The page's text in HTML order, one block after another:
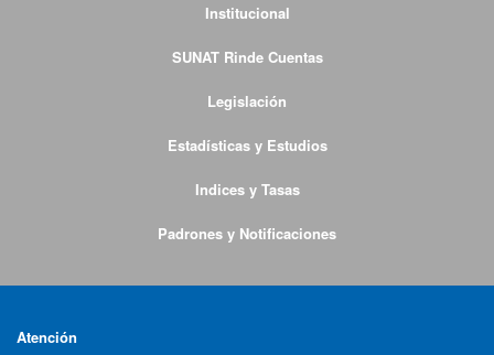
Institucional
SUNAT Rinde Cuentas
Legislación
Estadísticas y Estudios
Indices y Tasas
Padrones y Notificaciones
Atención